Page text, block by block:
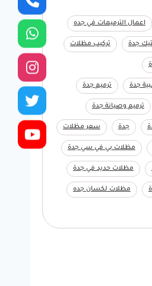
اعمال الترميمات في جده
جدة تركيب مظلات
جدة ترميم جدة
ترميم وصيانة جدة
جدة سعر مظلات
مظلات بي في سي جدة
مظلات حديد في جدة
مظلات لكسان جده